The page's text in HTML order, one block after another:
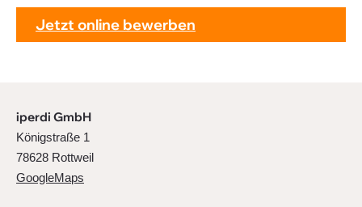
Jetzt online bewerben
iperdi GmbH
Königstraße 1
78628 Rottweil
GoogleMaps